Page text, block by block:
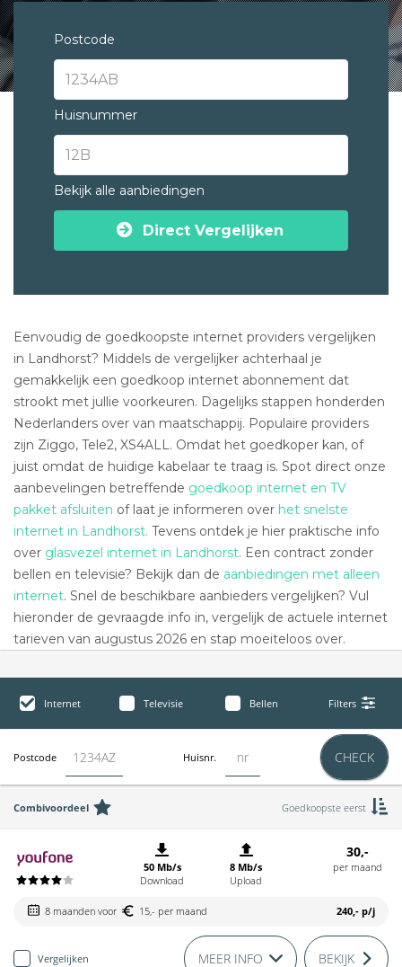
Postcode
Huisnummer
Bekijk alle aanbiedingen
Direct Vergelijken
Eenvoudig de goedkoopste internet providers vergelijken
in Landhorst? Middels de vergelijker achterhaal je
gemakkelijk een goedkoop internet abonnement dat
strookt met jullie voorkeuren. Dagelijks stappen honderden
Nederlanders over van maatschappij. Populaire providers
zijn Ziggo, Tele2, XS4ALL. Omdat het goedkoper kan, of
juist omdat de huidige kabelaar te traag is. Spot direct onze
aanbevelingen betreffende goedkoop internet en TV
pakket afsluiten of laat je informeren over het snelste
internet in Landhorst. Tevens ontdek je hier praktische info
over glasvezel internet in Landhorst. Een contract zonder
bellen en televisie? Bekijk dan de aanbiedingen met alleen
internet. Snel de beschikbare aanbieders vergelijken? Vul
hieronder de gevraagde info in, vergelijk de actuele internet
tarieven van augustus 2026 en stap moeiteloos over.
Internet Televisie Bellen Filters
Postcode Huisnr. CHECK
Combivoordeel Goedkoopste eerst
50 Mb/s
Download
8 Mb/s
Upload
30,-
per maand
8 maanden voor 15,- per maand 240,- p/j
Vergelijken MEER INFO BEKIJK